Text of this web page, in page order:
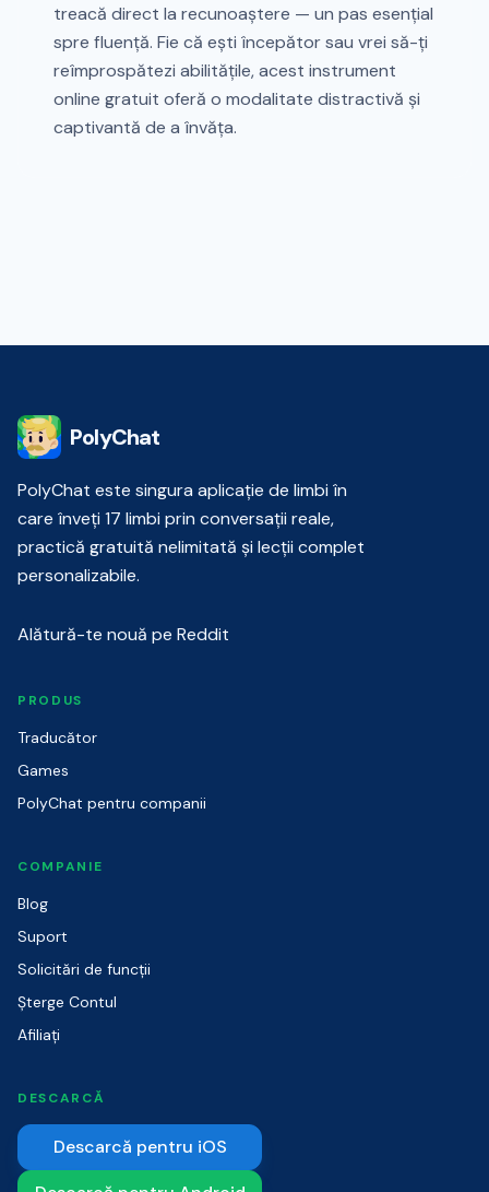
treacă direct la recunoaștere — un pas esențial
spre fluență. Fie că ești începător sau vrei să-ți
reîmprospătezi abilitățile, acest instrument
online gratuit oferă o modalitate distractivă și
captivantă de a învăța.
PolyChat
PolyChat este singura aplicație de limbi în
care înveți 17 limbi prin conversații reale,
practică gratuită nelimitată și lecții complet
personalizabile.
Alătură-te nouă pe Reddit
PRODUS
Traducător
Games
PolyChat pentru companii
COMPANIE
Blog
Suport
Solicitări de funcții
Șterge Contul
Afiliați
DESCARCĂ
Descarcă pentru iOS